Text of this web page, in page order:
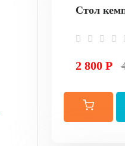
Стол
2 800 Р